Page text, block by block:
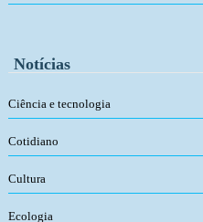
Notícias
Ciência e tecnologia
Cotidiano
Cultura
Ecologia